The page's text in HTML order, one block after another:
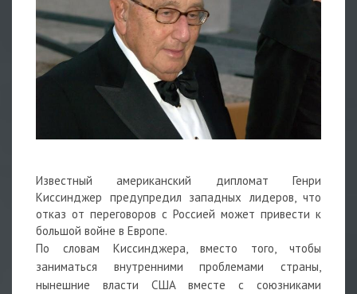
Известный американский дипломат
Генри
Киссинджер предупредил западных лидеров, что
отказ от переговоров с Россией может привести к
большой войне в Европе.
По словам Киссинджера, вместо того, чтобы
заниматься
внутренними проблемами
страны,
нынешние власти США вместе с союзниками